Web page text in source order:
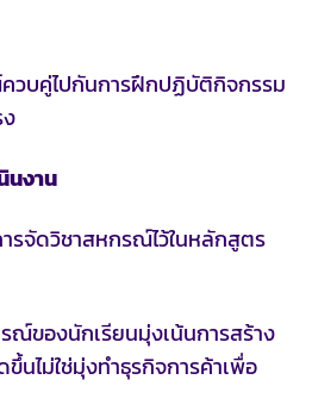
วบคู่ไปกันการฝึกปฏิบัติกิจกรรม
นงาน
รจัดวิชาสหกรณ์ไว้ในหลักสูตร
ณ์ของนักเรียนมุ่งเน้นการสร้าง
ไม่ใช่มุ่งทำธุรกิจการค้าเพื่อ